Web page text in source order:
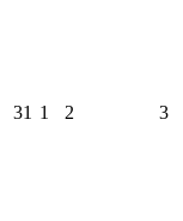
31 1 2 3